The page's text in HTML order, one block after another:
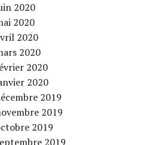
2020
2020
2020
2020
2020
2020
2019
2019
2019
2019